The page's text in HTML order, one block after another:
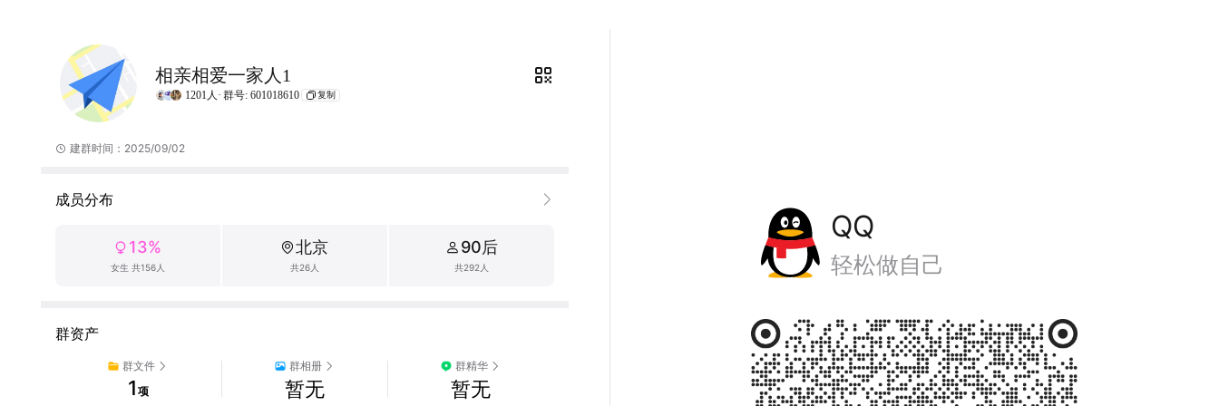
相亲相爱一家人1
1201人· 群号: 601018610 复制
建群时间：2025/09/02
成员分布
13%
女生 共156人
北京
共26人
90后
共292人
群资产
群文件
1 项
群相册
暂无
群精华
暂无
QQ
轻松做自己